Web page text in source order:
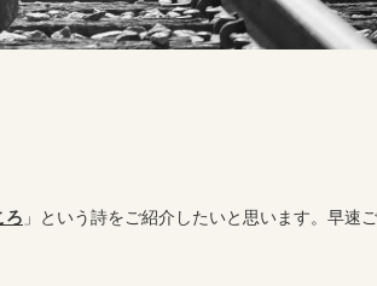
ろ 」という詩をご紹介したいと思います。早速